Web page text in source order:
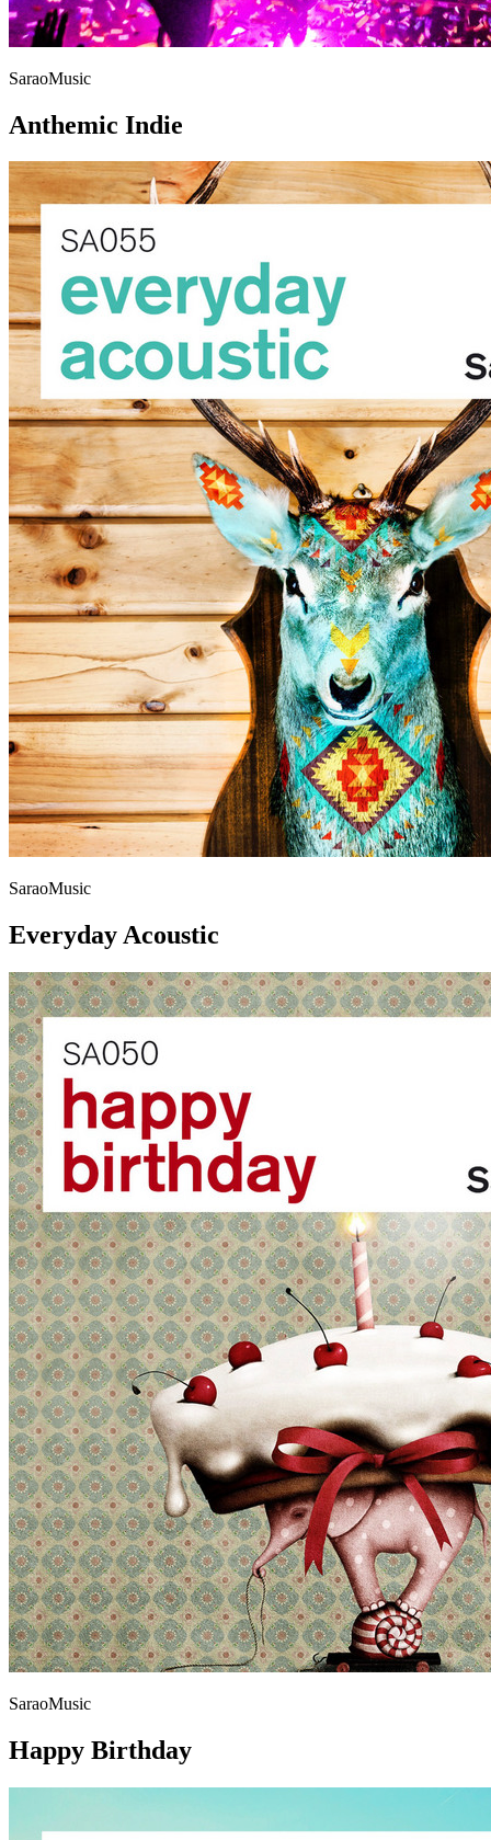
SaraoMusic
Anthemic Indie
SaraoMusic
Everyday Acoustic
SaraoMusic
Happy Birthday